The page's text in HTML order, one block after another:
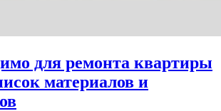
для ремонта квартиры
материалов и